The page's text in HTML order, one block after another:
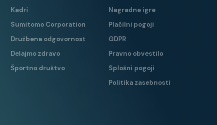
Kadri
Sumitomo Corporation
Družbena odgovornost
Delajmo zdravo
Športno društvo
Nagradne igre
Plačilni pogoji
GDPR
Pravno obvestilo
Splošni pogoji
Politika zasebnosti